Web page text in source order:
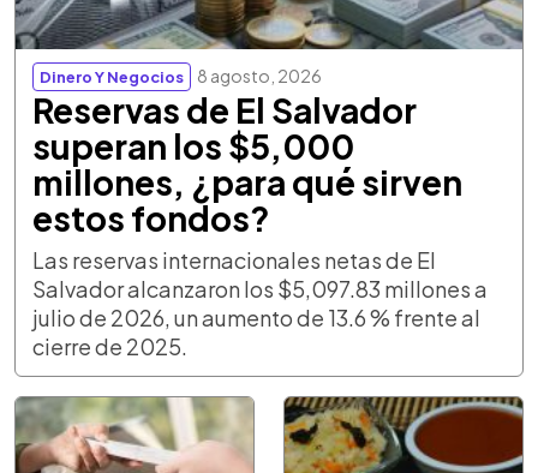
Dinero Y Negocios 8 agosto, 2026
Reservas de El Salvador
superan los $5,000
millones, ¿para qué sirven
estos fondos?
Las reservas internacionales netas de El
Salvador alcanzaron los $5,097.83 millones a
julio de 2026, un aumento de 13.6 % frente al
cierre de 2025.